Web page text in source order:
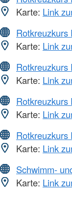
Karte: Link
Rotkreuzkurs
Karte: Link
Rotkreuzkurs
Karte: Link
Rotkreuzkurs
Karte: Link
Rotkreuzkurs
Karte: Link
Schwimm-
Karte: Link